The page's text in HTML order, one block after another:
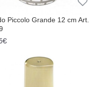
Piccolo Grande 12 cm Art.